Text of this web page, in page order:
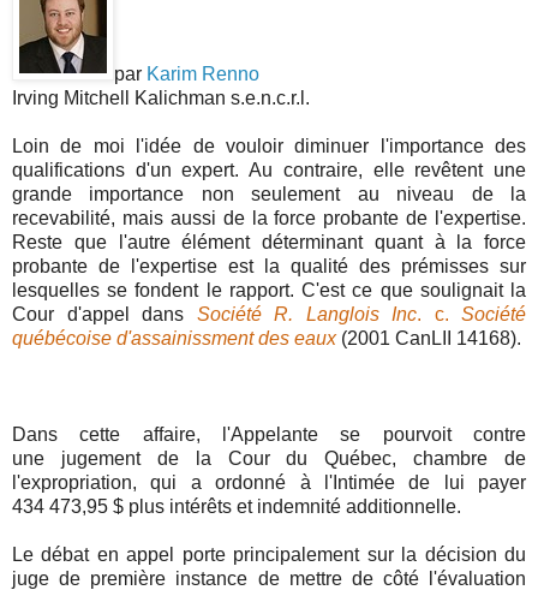
par Karim Renno
Irving Mitchell Kalichman s.e.n.c.r.l.
Loin de moi l'idée de vouloir diminuer l'importance des
qualifications d'un expert. Au contraire, elle revêtent une
grande importance non seulement au niveau de la
recevabilité, mais aussi de la force probante de l'expertise.
Reste que l'autre élément déterminant quant à la force
probante de l'expertise est la qualité des prémisses sur
lesquelles se fondent le rapport. C'est ce que soulignait la
Cour d'appel dans Société R. Langlois Inc. c. Société
québécoise d'assainissment des eaux (2001 CanLII 14168).
Dans cette affaire, l'Appelante se pourvoit contre
une jugement de la Cour du Québec, chambre de
l'expropriation, qui a ordonné à l'Intimée de lui payer
434 473,95 $ plus intérêts et indemnité additionnelle.
Le débat en appel porte principalement sur la décision du
juge de première instance de mettre de côté l'évaluation